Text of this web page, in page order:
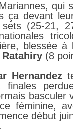
qui
ça devant
sets (25-21,
blessée
Ratahiry (8
Hernandez
finales
basculer
féminine,
début